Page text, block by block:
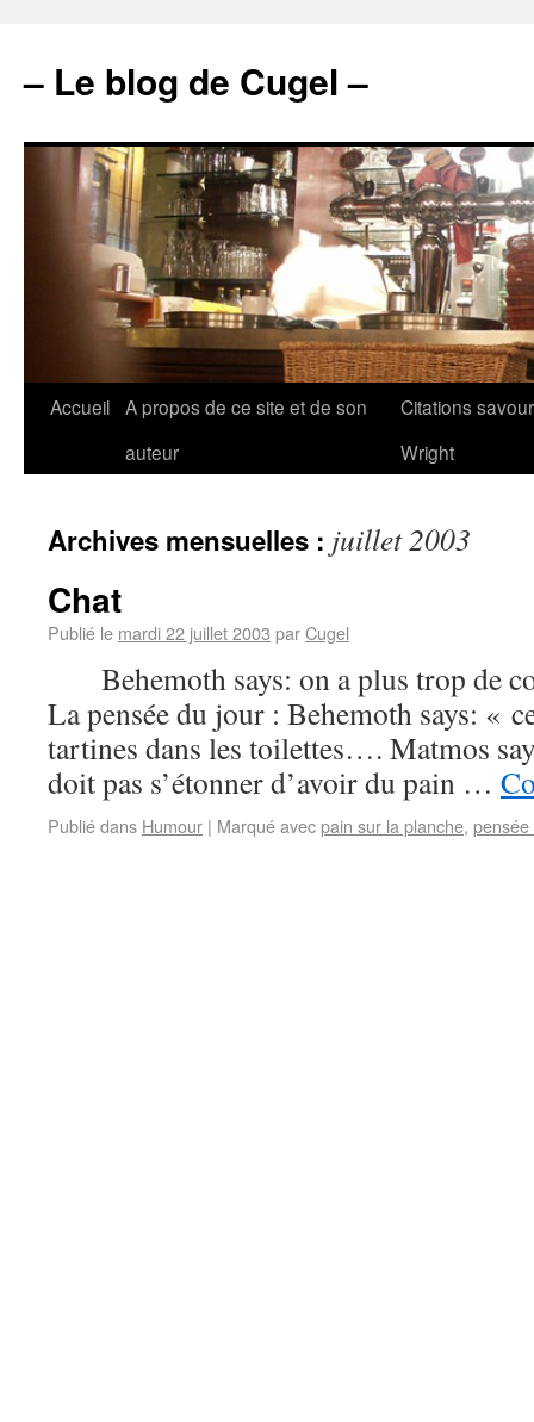
– Le blog de Cugel –
Accueil A propos de ce site et de son
auteur
Citations
Wright
Archives mensuelles : juillet 2003
Chat
Publié le mardi 22 juillet 2003 parCugel
Behemoth says: on a plus trop de
La pensée du jour : Behemoth says: «
tartines dans les toilettes…. Matmos
doit pas s’étonner d’avoir du pain …
Publié dans Humour | Marqué avecpain sur la planche,